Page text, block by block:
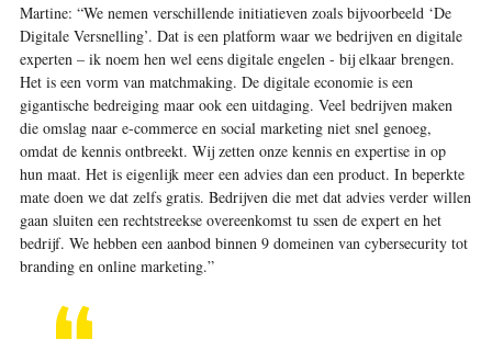
Martine: “We nemen verschillende initiatieven zoals bijvoorbeeld ‘De
Digitale Versnelling’. Dat is een platform waar we bedrijven en digitale
experten – ik noem hen wel eens digitale engelen - bij elkaar brengen.
Het is een vorm van matchmaking. De digitale economie is een
gigantische bedreiging maar ook een uitdaging. Veel bedrijven maken
die omslag naar e-commerce en social marketing niet snel genoeg,
omdat de kennis ontbreekt. Wij zetten onze kennis en expertise in op
hun maat. Het is eigenlijk meer een advies dan een product. In beperkte
mate doen we dat zelfs gratis. Bedrijven die met dat advies verder willen
gaan sluiten een rechtstreekse overeenkomst tu ssen de expert en het
bedrijf. We hebben een aanbod binnen 9 domeinen van cybersecurity tot
branding en online marketing.”